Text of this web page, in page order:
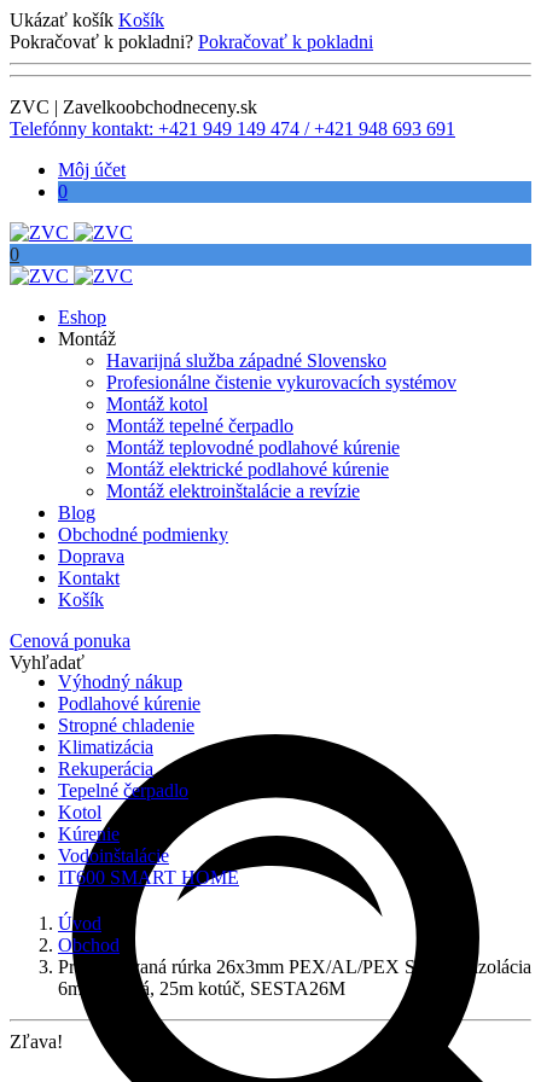
Ukázať košík Košík
Pokračovať k pokladni? Pokračovať k pokladni
ZVC | Zavelkoobchodneceny.sk
Telefónny kontakt: +421 949 149 474 / +421 948 693 691
Môj účet
0
0
Eshop
Montáž
Havarijná služba západné Slovensko
Profesionálne čistenie vykurovacích systémov
Montáž kotol
Montáž tepelné čerpadlo
Montáž teplovodné podlahové kúrenie
Montáž elektrické podlahové kúrenie
Montáž elektroinštalácie a revízie
Blog
Obchodné podmienky
Doprava
Kontakt
Košík
Cenová ponuka
Vyhľadať
Výhodný nákup
Podlahové kúrenie
Stropné chladenie
Klimatizácia
Rekuperácia
Tepelné čerpadlo
Kotol
Kúrenie
Vodoinštalácie
IT600 SMART HOME
Úvod
Obchod
Predizolovaná rúrka 26x3mm PEX/AL/PEX SESTA, izolácia
6mm modrá, 25m kotúč, SESTA26M
Zľava!